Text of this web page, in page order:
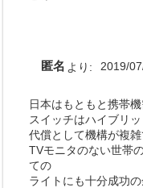
匿名 より: 2019/
日本はもともと携帯
スイッチはハイブリ
代償として機構が複
TVモニタのない世帯
ての
ライトにも十分成功